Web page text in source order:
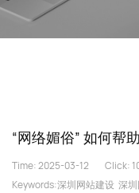
“网络媚俗” 如何帮
Time: 2025-03-12 Click:
Keywords:深圳网站建设 深